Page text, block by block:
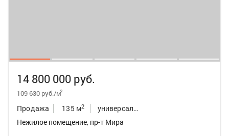
14 800 000 руб.
109 630 руб./м2
Продажа 135 м2
универсальное неж.пом.
Нежилое помещение, пр-т Мира